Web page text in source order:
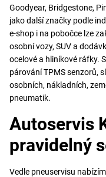
Goodyear, Bridgestone,
jako další značky podle
e-shop i na pobočce lze
osobní vozy, SUV a
ocelové a hliníkové ráfky.
párování TPMS senzorů,
osobních, nákladních,
pneumatik.
Autoservis
pravidelný
Vedle pneuservisu